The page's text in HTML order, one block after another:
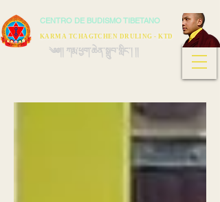
CENTRO DE BUDISMO TIBETANO
༄༅།། ཀརྨ་ཕྱག་ཆེན་སྒྲུབ་གླིང་། །།
KARMA TCHAGTCHEN DRULING - KTD